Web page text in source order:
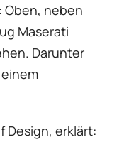
neben
Maserati
Darunter
einem
Design, erklärt: